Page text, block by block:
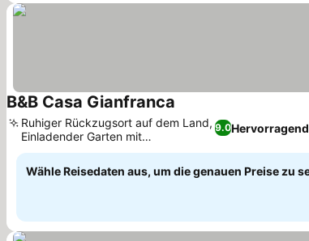
B&B Casa Gianfranca
9.0Hervorragend
Ruhiger Rückzugsort auf dem Land,
Einladender Garten mit
Grillmöglichkeiten
Wähle Reisedaten aus, um die genauen Preise zu